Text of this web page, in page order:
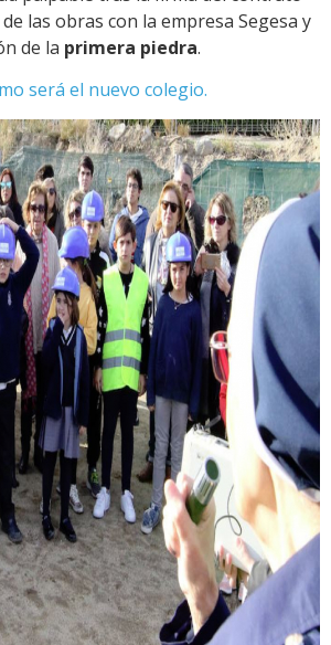
las obras con la empresa Segesa y
de la primera piedra.
será el nuevo colegio.